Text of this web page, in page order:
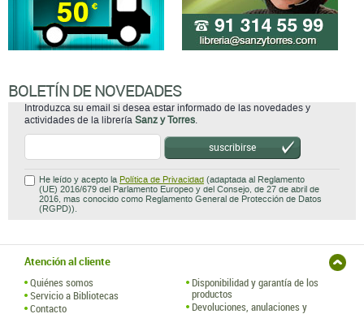
BOLETÍN DE NOVEDADES
Introduzca su email si desea estar informado de las novedades y
actividades de la librería Sanz y Torres.
suscribirse
He leído y acepto la Política de Privacidad (adaptada al Reglamento
(UE) 2016/679 del Parlamento Europeo y del Consejo, de 27 de abril de
2016, mas conocido como Reglamento General de Protección de Datos
(RGPD)).
Atención al cliente
Quiénes somos
Servicio a Bibliotecas
Contacto
Disponibilidad y garantía de los
productos
Devoluciones, anulaciones y